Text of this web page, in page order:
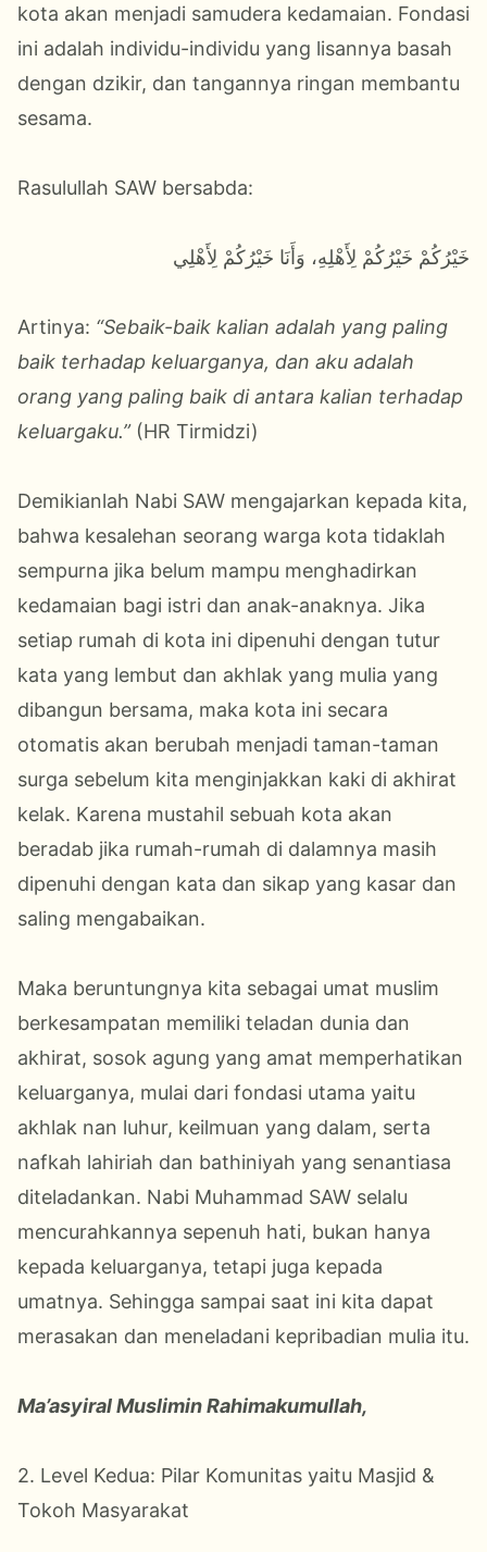
kota akan menjadi samudera kedamaian. Fondasi
ini adalah individu-individu yang lisannya basah
dengan dzikir, dan tangannya ringan membantu
sesama.
Rasulullah SAW bersabda:
خَيْرُكُمْ خَيْرُكُمْ لِأَهْلِهِ، وَأَنَا خَيْرُكُمْ لِأَهْلِي
Artinya: “Sebaik-baik kalian adalah yang paling
baik terhadap keluarganya, dan aku adalah
orang yang paling baik di antara kalian terhadap
keluargaku.”(HR Tirmidzi)
Demikianlah Nabi SAW mengajarkan kepada kita,
bahwa kesalehan seorang warga kota tidaklah
sempurna jika belum mampu menghadirkan
kedamaian bagi istri dan anak-anaknya. Jika
setiap rumah di kota ini dipenuhi dengan tutur
kata yang lembut dan akhlak yang mulia yang
dibangun bersama, maka kota ini secara
otomatis akan berubah menjadi taman-taman
surga sebelum kita menginjakkan kaki di akhirat
kelak. Karena mustahil sebuah kota akan
beradab jika rumah-rumah di dalamnya masih
dipenuhi dengan kata dan sikap yang kasar dan
saling mengabaikan.
Maka beruntungnya kita sebagai umat muslim
berkesampatan memiliki teladan dunia dan
akhirat, sosok agung yang amat memperhatikan
keluarganya, mulai dari fondasi utama yaitu
akhlak nan luhur, keilmuan yang dalam, serta
nafkah lahiriah dan bathiniyah yang senantiasa
diteladankan. Nabi Muhammad SAW selalu
mencurahkannya sepenuh hati, bukan hanya
kepada keluarganya, tetapi juga kepada
umatnya. Sehingga sampai saat ini kita dapat
merasakan dan meneladani kepribadian mulia itu.
Ma’asyiral Muslimin Rahimakumullah,
2. Level Kedua: Pilar Komunitas yaitu Masjid &
Tokoh Masyarakat